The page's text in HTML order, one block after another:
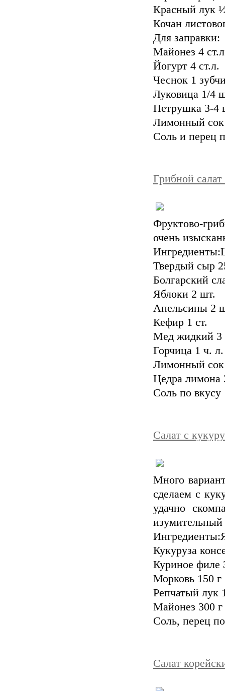
Красный лук
Кочан
Для заправки:
Майонез 4
Йогурт 4 ст.л.
Чеснок 1
Луковица 1/4
Петрушка 3-4
Лимонный сок
Соль и перец
Грибной
Фруктово-
очень
Твердый сыр
Болгарский
Яблоки 2 шт.
Апельсины 2
Кефир 1 ст.
Мед жидкий 3
Горчица 1 ч. л.
Лимонный сок
Цедра лимона
Соль по вкусу
Салат с
Много
сделаем с
удачно
изумительный
Кукуруза
Куриное филе
Морковь 150 г
Репчатый лук
Майонез 300 г
Соль, перец
Салат